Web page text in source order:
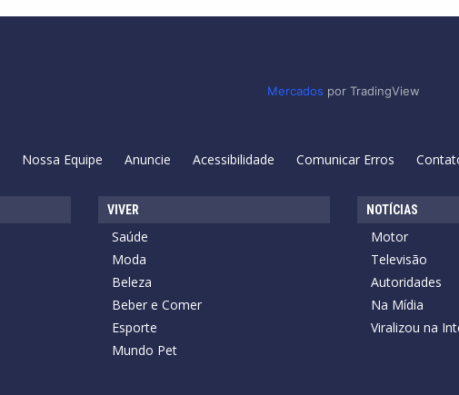
Mercados por TradingView
Nossa Equipe Anuncie Acessibilidade Comunicar Erros
VIVER
Saúde
Moda
Beleza
Beber e Comer
Esporte
Mundo Pet
NOTÍCIAS
Motor
Televisão
Autoridades
Na Mídia
Viralizou na